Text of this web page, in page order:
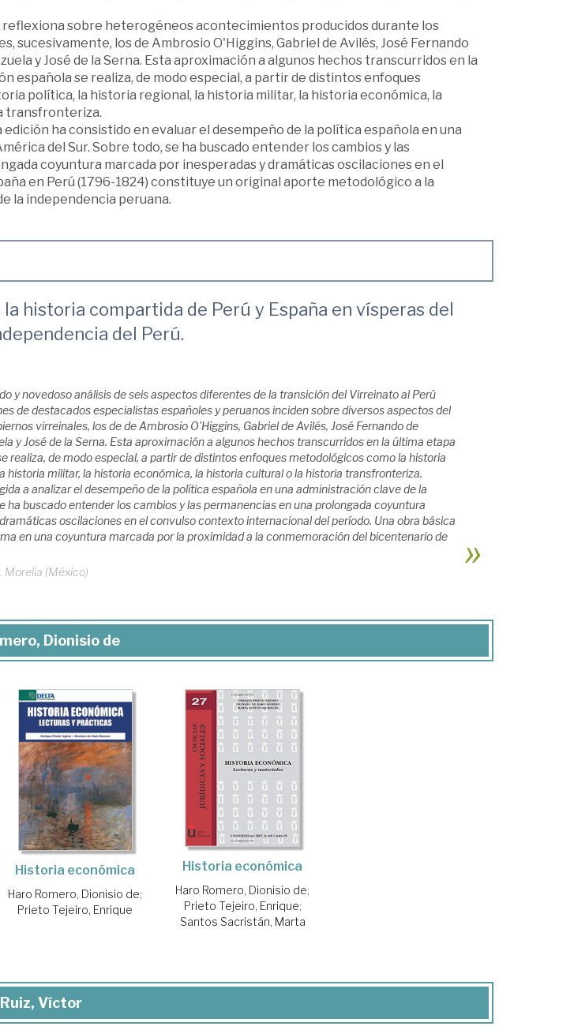
reflexiona sobre heterogéneos acontecimientos producidos durante los
sucesivamente, los de Ambrosio O'Higgins, Gabriel de Avilés, José Fernando
y José de la Serna. Esta aproximación a algunos hechos transcurridos en la
española se realiza, de modo especial, a partir de distintos enfoques
política, la historia regional, la historia militar, la historia económica, la
transfronteriza.
ha consistido en evaluar el desempeño de la política española en una
del Sur. Sobre todo, se ha buscado entender los cambios y las
coyuntura marcada por inesperadas y dramáticas oscilaciones en el
en Perú (1796-1824) constituye un original aporte metodológico a la
la independencia peruana.
historia compartida de Perú y España en vísperas del
del Perú.
y novedoso análisis de seis aspectos diferentes de la transición del Virreinato al Perú
de destacados especialistas españoles y peruanos inciden sobre diversos aspectos del
virreinales, los de de Ambrosio O'Higgins, Gabriel de Avilés, José Fernando de
y José de la Serna. Esta aproximación a algunos hechos transcurridos en la última etapa
realiza, de modo especial, a partir de distintos enfoques metodológicos como la historia
historia militar, la historia económica, la historia cultural o la historia transfronteriza.
a analizar el desempeño de la política española en una administración clave de la
ha buscado entender los cambios y las permanencias en una prolongada coyuntura
oscilaciones en el convulso contexto internacional del período. Una obra básica
en una coyuntura marcada por la proximidad a la conmemoración del bicentenario de
Morelia (México)
Dionisio de
Historia económica
Haro Romero, Dionisio de;
Prieto Tejeiro, Enrique
Historia económica
Haro Romero, Dionisio de;
Prieto Tejeiro, Enrique;
Santos Sacristán, Marta
Víctor